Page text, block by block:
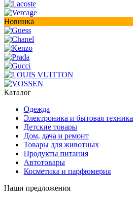
Новинка
Каталог
Одежда
Электроника и бытовая техника
Детские товары
Дом, дача и ремонт
Товары для животных
Продукты питания
Автотовары
Косметика и парфюмерия
Наши предложения